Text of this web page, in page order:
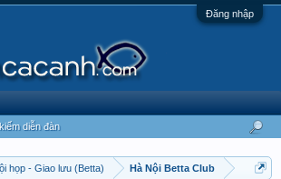
Đăng nhập
họp - Giao lưu (Betta) Hà Nội Betta Club
diễn đàn